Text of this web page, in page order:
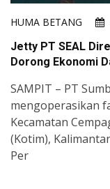
HUMA BETANG
Jetty PT SEAL
Dorong Ekonomi
SAMPIT – PT
mengoperasikan
Kecamatan
(Kotim),
Per